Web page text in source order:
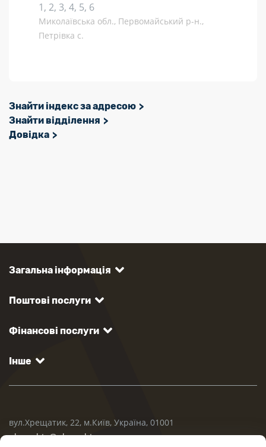
1, 2, 3, 4, 5, 6
Миколаївська обл., Первомайський р-н.,
Петрівка с.
Знайти індекс за адресою
Знайти відділення
Довідка
Загальна інформація
Поштові послуги
Фінансові послуги
Інше
вул.Хрещатик, 22, м.Київ, Україна, 01001
ukrposhta@ukrposhta.ua